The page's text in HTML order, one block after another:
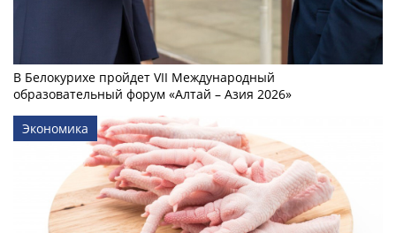
В Белокурихе пройдет VII Международный
образовательный форум «Алтай – Азия 2026»
Экономика